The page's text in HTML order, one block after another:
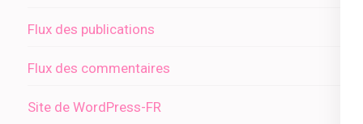
Flux des publications
Flux des commentaires
Site de WordPress-FR